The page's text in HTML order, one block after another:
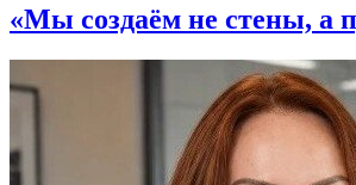
«Мы создаём не стены, а